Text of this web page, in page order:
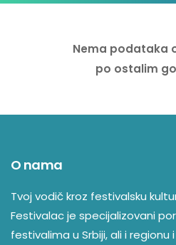
Nema podataka
po ostalim
O nama
Tvoj vodič kroz festivalsku
Festivalac je specijalizovani
festivalima u Srbiji, ali i regionu